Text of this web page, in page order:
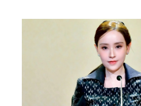
กูล นายกรัฐมนตรี และรมว.มหาดไทย ม
คนไปกำกับดูแลน้ำแต่ละพื้นที่ ตนกำกับ